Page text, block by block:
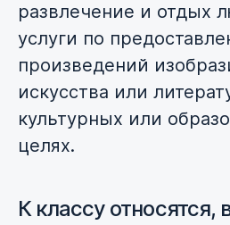
развлечение и отдых
услуги по
произведений
искусства или
культурных или
целях.
К классу относятся,